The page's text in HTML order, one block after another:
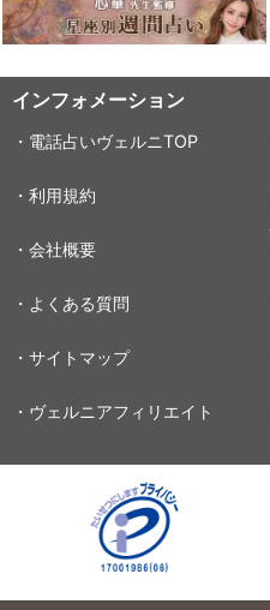
インフォメーション
・電話占いヴェルニTOP
・利用規約
・会社概要
・よくある質問
・サイトマップ
・ヴェルニアフィリエイト